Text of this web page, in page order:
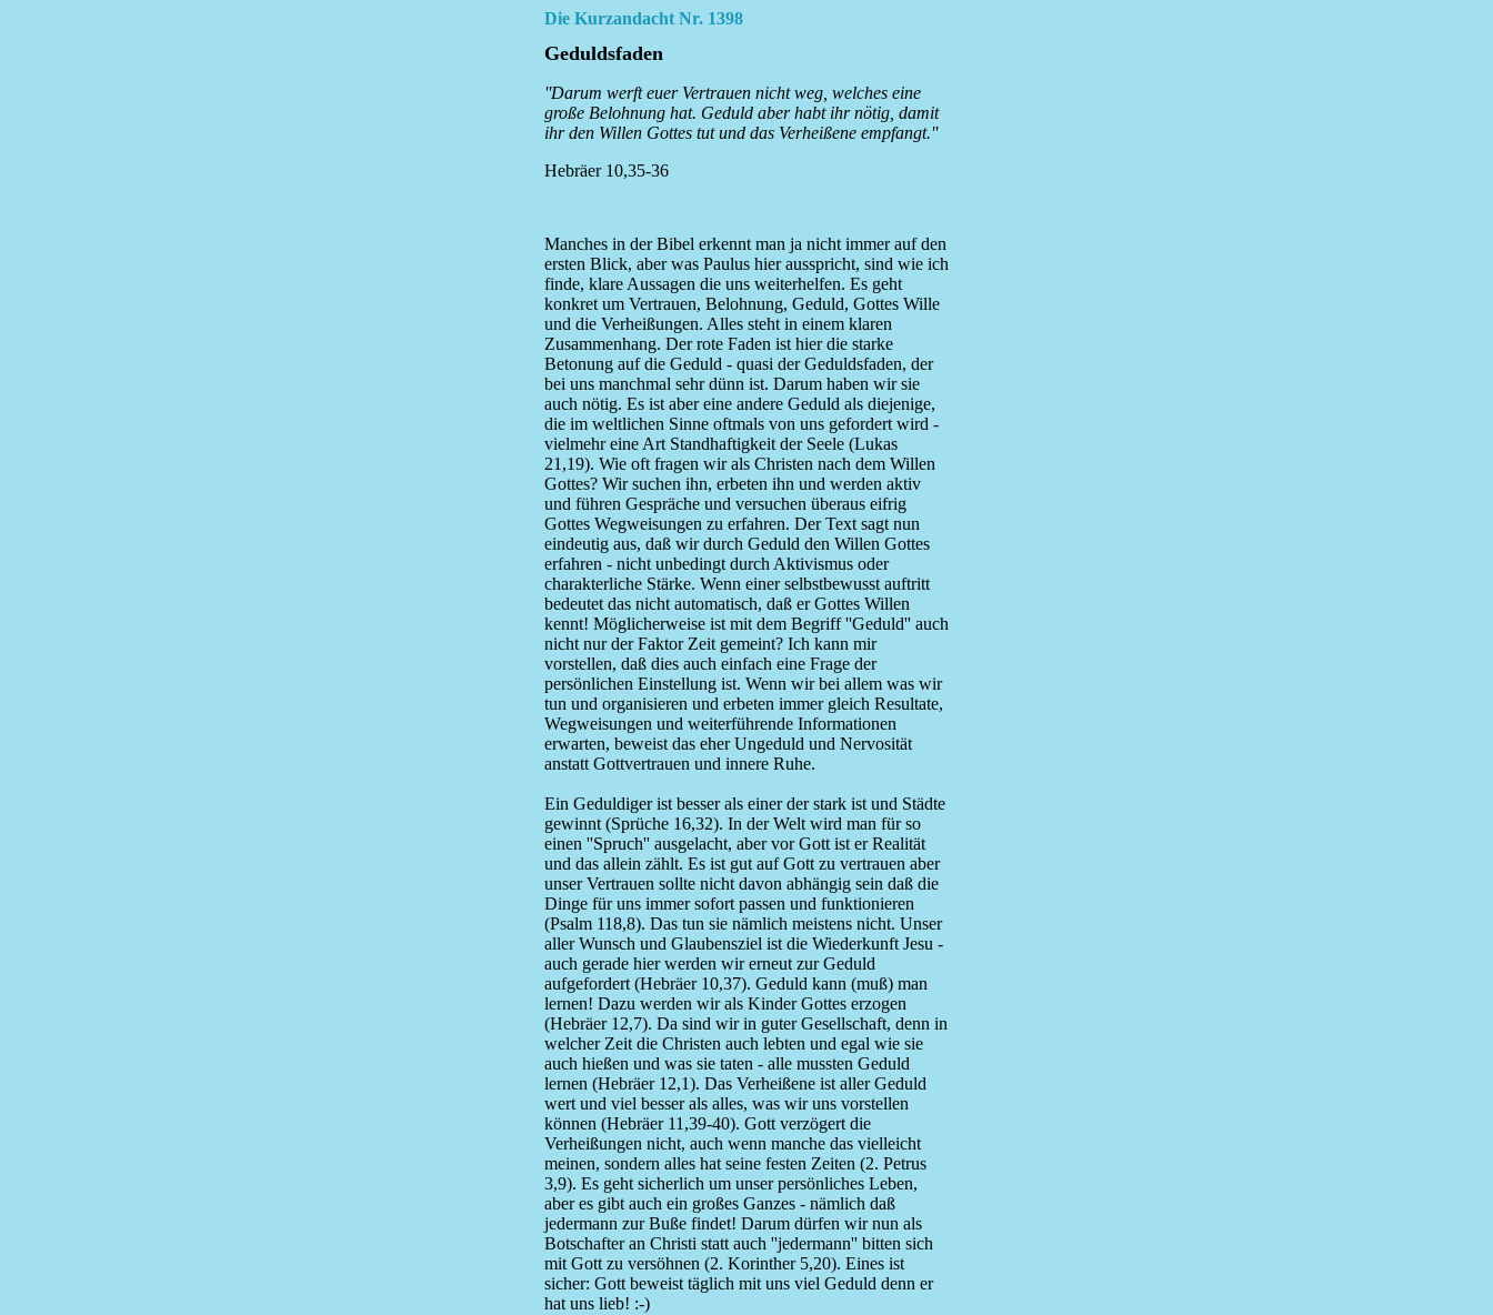
Die Kurzandacht Nr. 1398
Geduldsfaden
''Darum werft euer Vertrauen nicht weg, welches eine
große Belohnung hat. Geduld aber habt ihr nötig, damit
ihr den Willen Gottes tut und das Verheißene empfangt.''
Hebräer 10,35-36
Manches in der Bibel erkennt man ja nicht immer auf den
ersten Blick, aber was Paulus hier ausspricht, sind wie ich
finde, klare Aussagen die uns weiterhelfen. Es geht
konkret um Vertrauen, Belohnung, Geduld, Gottes Wille
und die Verheißungen. Alles steht in einem klaren
Zusammenhang. Der rote Faden ist hier die starke
Betonung auf die Geduld - quasi der Geduldsfaden, der
bei uns manchmal sehr dünn ist. Darum haben wir sie
auch nötig. Es ist aber eine andere Geduld als diejenige,
die im weltlichen Sinne oftmals von uns gefordert wird -
vielmehr eine Art Standhaftigkeit der Seele (Lukas
21,19). Wie oft fragen wir als Christen nach dem Willen
Gottes? Wir suchen ihn, erbeten ihn und werden aktiv
und führen Gespräche und versuchen überaus eifrig
Gottes Wegweisungen zu erfahren. Der Text sagt nun
eindeutig aus, daß wir durch Geduld den Willen Gottes
erfahren - nicht unbedingt durch Aktivismus oder
charakterliche Stärke. Wenn einer selbstbewusst auftritt
bedeutet das nicht automatisch, daß er Gottes Willen
kennt! Möglicherweise ist mit dem Begriff ''Geduld'' auch
nicht nur der Faktor Zeit gemeint? Ich kann mir
vorstellen, daß dies auch einfach eine Frage der
persönlichen Einstellung ist. Wenn wir bei allem was wir
tun und organisieren und erbeten immer gleich Resultate,
Wegweisungen und weiterführende Informationen
erwarten, beweist das eher Ungeduld und Nervosität
anstatt Gottvertrauen und innere Ruhe.
Ein Geduldiger ist besser als einer der stark ist und Städte
gewinnt (Sprüche 16,32). In der Welt wird man für so
einen ''Spruch'' ausgelacht, aber vor Gott ist er Realität
und das allein zählt. Es ist gut auf Gott zu vertrauen aber
unser Vertrauen sollte nicht davon abhängig sein daß die
Dinge für uns immer sofort passen und funktionieren
(Psalm 118,8). Das tun sie nämlich meistens nicht. Unser
aller Wunsch und Glaubensziel ist die Wiederkunft Jesu -
auch gerade hier werden wir erneut zur Geduld
aufgefordert (Hebräer 10,37). Geduld kann (muß) man
lernen! Dazu werden wir als Kinder Gottes erzogen
(Hebräer 12,7). Da sind wir in guter Gesellschaft, denn in
welcher Zeit die Christen auch lebten und egal wie sie
auch hießen und was sie taten - alle mussten Geduld
lernen (Hebräer 12,1). Das Verheißene ist aller Geduld
wert und viel besser als alles, was wir uns vorstellen
können (Hebräer 11,39-40). Gott verzögert die
Verheißungen nicht, auch wenn manche das vielleicht
meinen, sondern alles hat seine festen Zeiten (2. Petrus
3,9). Es geht sicherlich um unser persönliches Leben,
aber es gibt auch ein großes Ganzes - nämlich daß
jedermann zur Buße findet! Darum dürfen wir nun als
Botschafter an Christi statt auch ''jedermann'' bitten sich
mit Gott zu versöhnen (2. Korinther 5,20). Eines ist
sicher: Gott beweist täglich mit uns viel Geduld denn er
hat uns lieb! :-)